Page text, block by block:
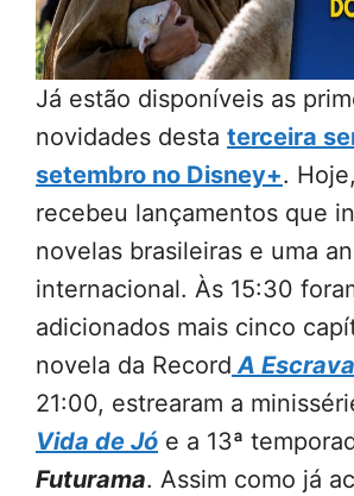
Já estão disponíveis as
novidades desta terceira
setembro no Disney+.
recebeu lançamentos que
novelas brasileiras e uma
internacional. Às 15:30
adicionados mais cinco
novela da Record A
21:00, estrearam a
Vida de Jó e a 13ª
Futurama. Assim como já